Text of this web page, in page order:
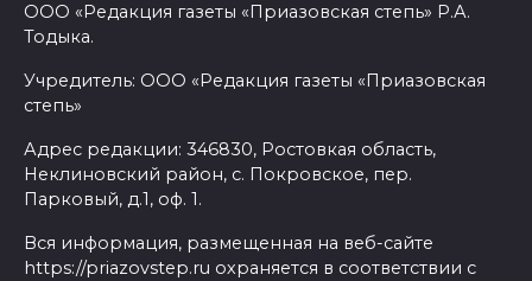
ООО «Редакция газеты «Приазовская степь» Р.А.
Тодыка.
Учредитель: ООО «Редакция газеты «Приазовская
степь»
Адрес редакции: 346830, Ростовкая область,
Неклиновский район, с. Покровское, пер.
Парковый, д.1, оф. 1.
Вся информация, размещенная на веб-сайте
https://priazovstep.ru охраняется в соответствии с